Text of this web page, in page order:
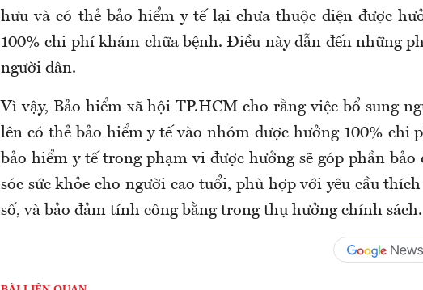
hưu và có thẻ bảo hiểm y tế lại chưa thuộc diện được
100% chi phí khám chữa bệnh. Điều này dẫn đến những
người dân.
Vì vậy, Bảo hiểm xã hội TP.HCM cho rằng việc bổ sung
lên có thẻ bảo hiểm y tế vào nhóm được hưởng 100% chi
bảo hiểm y tế trong phạm vi được hưởng sẽ góp phần
sóc sức khỏe cho người cao tuổi, phù hợp với yêu cầu
số, và bảo đảm tính công bằng trong thụ hưởng chính sách.